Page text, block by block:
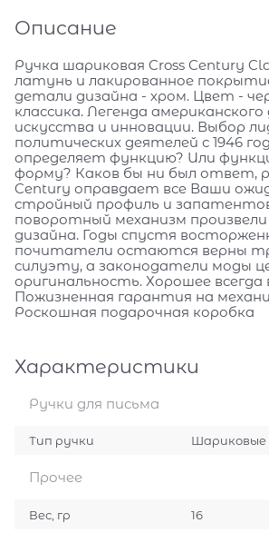
Описание
Ручка шариковая Cross Century
латунь и лакированное
детали дизайна - хром. Цвет -
классика. Легенда американского
искусства и инновации. Выбор
политических деятелей с 1946
определяет функцию? Или
форму? Каков бы ни был ответ,
Century оправдает все Ваши
стройный профиль и
поворотный механизм
дизайна. Годы спустя
почитатели остаются верны
силуэту, а законодатели моды
оригинальность. Хорошее
Пожизненная гарантия на
Роскошная подарочная коробка
Характеристики
Ручки для письма
Тип ручки Шариковые
Прочее
Вес, гр 16